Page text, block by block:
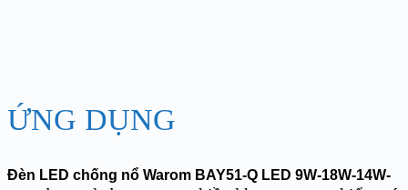
ỨNG DỤNG
Đèn LED chống nổ Warom BAY51-Q LED 9W-18W-14W-